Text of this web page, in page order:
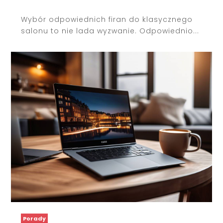
Wybór odpowiednich firan do klasycznego
salonu to nie lada wyzwanie. Odpowiednio...
Porady